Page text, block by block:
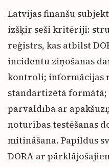
Latvijas finanšu
izšķir seši kritēriji:
reģistrs, kas atbilst
incidentu ziņošanas
kontroli; informācijas
standartizētā
pārvaldība ar
noturības testēšanas
mitināšana. Papildus
DORA ar